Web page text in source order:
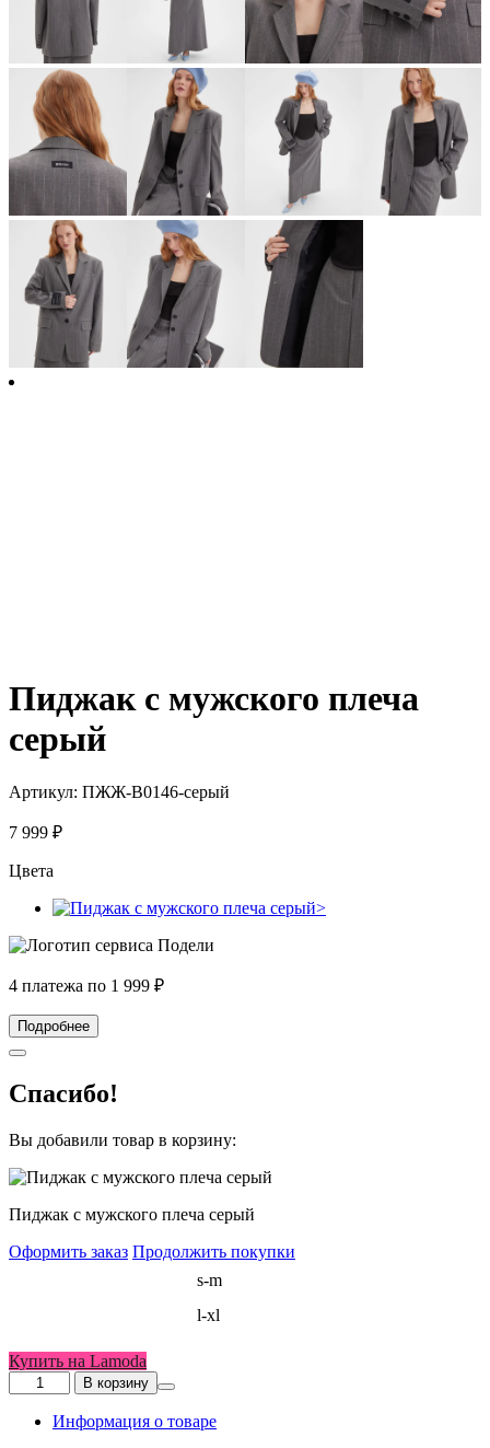
Пиджак с мужского плеча
серый
Артикул: ПЖЖ-В0146-серый
7 999 ₽
Цвета
4 платежа по 1 999 ₽
Подробнее
Спасибо!
Вы добавили товар в корзину:
Пиджак с мужского плеча серый
Оформить заказ Продолжить покупки
s-m
l-xl
Купить на Lamoda
Количество
товара
Пиджак
В корзину
Информация о товаре